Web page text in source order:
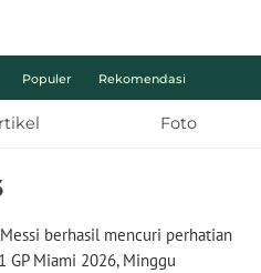
Populer Rekomendasi
Foto
berhasil mencuri perhatian
GP Miami 2026, Minggu